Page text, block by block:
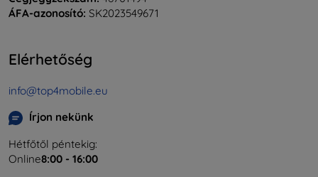
ÁFA-azonosító: SK2023549671
Elérhetőség
info@top4mobile.eu
Írjon nekünk
Hétfőtől péntekig:
Online8:00 - 16:00